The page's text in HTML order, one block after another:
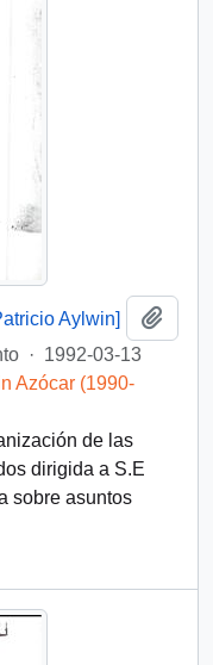
Aylwin]
· 1992-03-13
Azócar (1990-
de las
dirigida a S.E
sobre asuntos